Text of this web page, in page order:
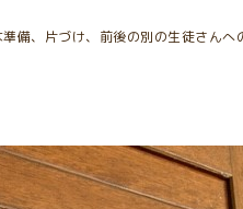
備、片づけ、前後の別の生徒さんへ